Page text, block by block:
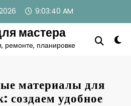
9:03:41 AM
мастера
ремонте, планировке
материалы для
создаем удобное